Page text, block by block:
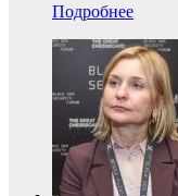
Подробнее